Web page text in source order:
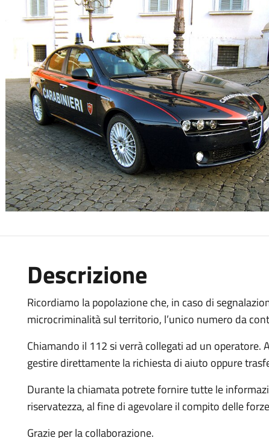
Descrizione
Ricordiamo la popolazione che, in caso di
microcriminalità sul territorio, l’unico numero da
Chiamando il 112 si verrà collegati ad un
gestire direttamente la richiesta di aiuto oppure
Durante la chiamata potrete fornire tutte le
riservatezza, al fine di agevolare il compito delle
Grazie per la collaborazione.